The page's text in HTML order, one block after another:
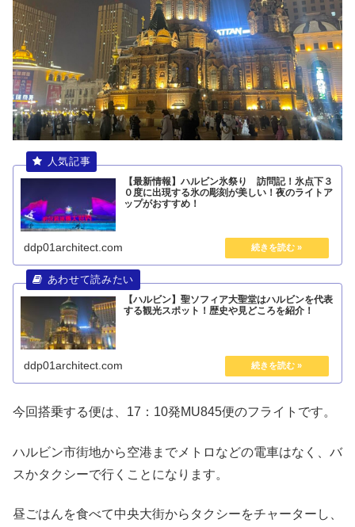
【最新情報】ハルビン氷祭り 訪問記！氷点下３
０度に出現する氷の彫刻が美しい！夜のライトア
ップがおすすめ！
ddp01architect.com
【ハルビン】聖ソフィア大聖堂はハルビンを代表
する観光スポット！歴史や見どころを紹介！
ddp01architect.com
今回搭乗する便は、17：10発MU845便のフライトです。
ハルビン市街地から空港までメトロなどの電車はなく、バ
スかタクシーで行くことになります。
昼ごはんを食べて中央大街からタクシーをチャーターし、